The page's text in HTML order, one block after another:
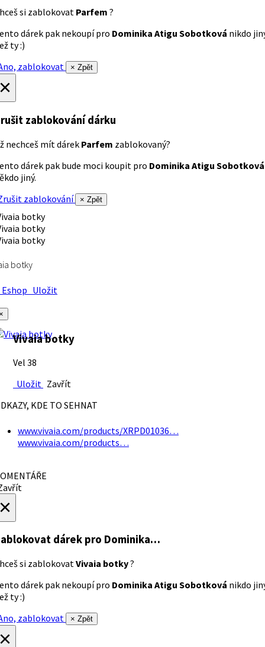
si zablokovat Parfem ?
dárek pak nekoupí pro Dominika Atigu Sobotková nikdo
ty :)
zablokovat
× Zpět
zablokování dárku
nechceš mít dárek Parfem zablokovaný?
dárek pak bude moci koupit pro Dominika Atigu Sobotková
jiný.
zablokování
× Zpět
botky
Uložit
Vivaia botky
Vel 38
Uložit Zavřít
KDE TO SEHNAT
www.vivaia.com/products/XRPD01036…
www.vivaia.com/products…
dárek pro Dominika…
si zablokovatVivaia botky?
dárek pak nekoupí pro Dominika Atigu Sobotková nikdo
ty :)
zablokovat
× Zpět